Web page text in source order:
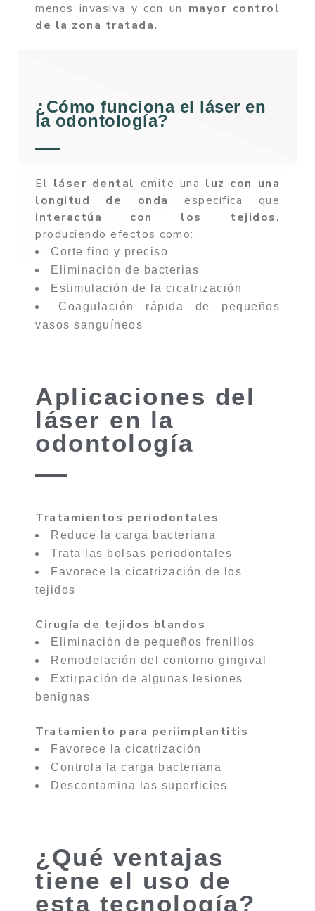
menos invasiva y con un mayor control
de la zona tratada.
¿Cómo funciona el láser en
la odontología?
El láser dental emite una luz con una
longitud de onda
específica que
interactúa con los tejidos,
produciendo efectos como:
Corte fino y preciso
Eliminación de bacterias
Estimulación de la cicatrización
Coagulación rápida de pequeños
vasos sanguíneos
Aplicaciones del
láser en la
odontología
Tratamientos periodontales
Reduce la carga bacteriana
Trata las bolsas periodontales
Favorece la cicatrización de los
tejidos
Cirugía de tejidos blandos
Eliminación de pequeños frenillos
Remodelación del contorno gingival
Extirpación de algunas lesiones
benignas
Tratamiento para periimplantitis
Favorece la cicatrización
Controla la carga bacteriana
Descontamina las superficies
¿Qué ventajas
tiene el uso de
esta tecnología?